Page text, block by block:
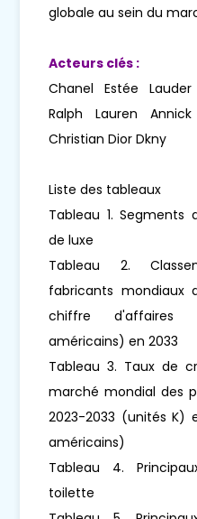
globale au sein du
Acteurs clés :
Chanel Estée
Ralph Lauren
Christian Dior Dkny
Liste des tableaux
Tableau 1.
de luxe
Tableau 2.
fabricants mondiaux
chiffre d'affaires
américains) en 2033
Tableau 3. Taux de
marché mondial des
2023-2033 (unités K)
américains)
Tableau 4.
toilette